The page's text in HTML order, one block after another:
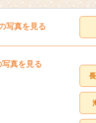
写真を見る
真を見る